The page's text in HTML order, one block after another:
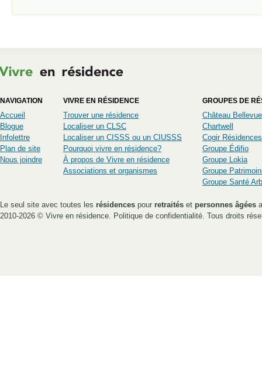
NAVIGATION
Accueil
Blogue
Infolettre
Plan de site
Nous joindre
VIVRE EN RÉSIDENCE
Trouver une résidence
Localiser un CLSC
Localiser un CISSS ou un CIUSSS
Pourquoi vivre en résidence?
À propos de Vivre en résidence
Associations et organismes
GROUPES DE
Château Bellevue
Chartwell
Cogir Résidences
Groupe Édifio
Groupe Lokia
Groupe
Groupe Santé
Le seul site avec toutes les résidences pour retraités et personnes âgées
2010-2026 © Vivre en résidence Politique de confidentialité . Tous droits